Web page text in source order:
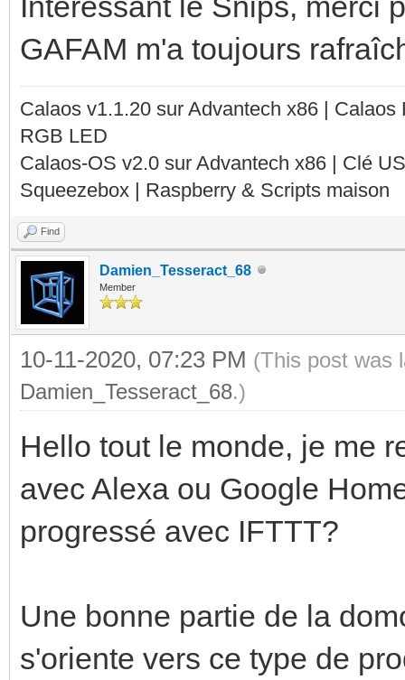
GAFAM m'a toujours
Calaos v1.1.20 sur Advantech x86 |
RGB LED
Calaos-OS v2.0 sur Advantech x86 | Clé
Squeezebox | Raspberry & Scripts maison
Find
Damien_Tesseract_68
Member
10-11-2020, 07:23 PM (This post was
Damien_Tesseract_68.)
Hello tout le monde, je me
avec Alexa ou Google
progressé avec IFTTT?
Une bonne partie de la
s'oriente vers ce type de